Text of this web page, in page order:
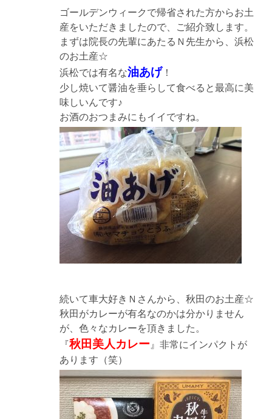
ゴールデンウィークで帰省された方からお土
産をいただきましたので、ご紹介致します。
まずは院長の先輩にあたるＮ先生から、浜松
のお土産☆
浜松では有名な油あげ ！
少し焼いて醤油を垂らして食べると最高に美
味しいんです♪
お酒のおつまみにもイイですね。
続いて車大好きＮさんから、秋田のお土産☆
秋田がカレーが有名なのかは分かりません
が、色々なカレーを頂きました。
『秋田美人カレー』非常にインパクトが
あります（笑）